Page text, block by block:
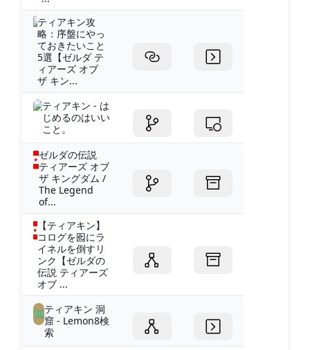
ティアキン攻
略：序盤にやっ
ておきたいこと
5選【ゼルダ テ
ィアーズ オブ
ザ キン...
ティアキン - は
じめるのはいい
こと。
ゼルダの伝説
ティアーズ オブ
ザ キングダム /
The Legend
of...
【ティアキン】
コログを囮にラ
イネルを倒すリ
ンク【ゼルダの
伝説 ティアーズ
オブ ...
ティアキン 洞
窟 - Lemon8検
索